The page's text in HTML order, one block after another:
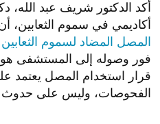
أكد الدكتور شريف عبد الله،
أكاديمي في سموم الثعابين،
المصل المضاد لسموم الثعابين
فور وصوله إلى المستشفى
قرار استخدام المصل يعتمد
الفحوصات، وليس على حدوث